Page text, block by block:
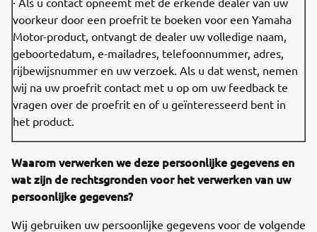
voorkeur door een proefrit te boeken voor een Yamaha
Motor-product, ontvangt de dealer uw volledige naam,
geboortedatum, e-mailadres, telefoonnummer, adres,
rijbewijsnummer en uw verzoek. Als u dat wenst, nemen
wij na uw proefrit contact met u op om uw feedback te
vragen over de proefrit en of u geïnteresseerd bent in
het product.
Waarom verwerken we deze persoonlijke gegevens en
wat zijn de rechtsgronden voor het verwerken van uw
persoonlijke gegevens?
Wij gebruiken uw persoonlijke gegevens voor de volgende